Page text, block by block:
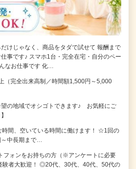
けじゃなく、商品をタダで試せて 報酬まで
事です♪ スマホ1台・完全在宅・自分のペー
なお仕事です 化…
（完全出来高制／時間額1,500円～5,000
望の地域でオシゴトできます♪ お気軽にご
時間、空いている時間に働けます！ ☆1回の
～中長期まで…
フォンをお持ちの方（※アンケートに必要
者大歓迎！ ◎20代、30代、40代、50代の